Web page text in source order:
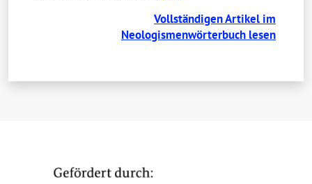
Vollständigen Artikel im
Neologismenwörterbuch lesen